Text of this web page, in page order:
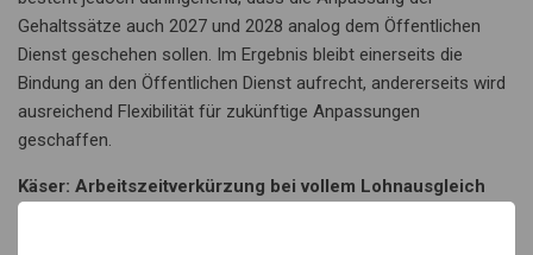
Gehaltssätze auch 2027 und 2028 analog dem Öffentlichen
Dienst geschehen sollen. Im Ergebnis bleibt einerseits die
Bindung an den Öffentlichen Dienst aufrecht, andererseits wird
ausreichend Flexibilität für zukünftige Anpassungen
geschaffen.
Käser: Arbeitszeitverkürzung bei vollem Lohnausgleich